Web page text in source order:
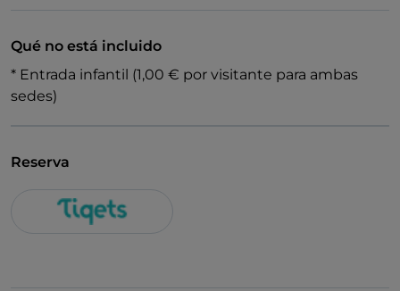
Qué no está incluido
* Entrada infantil (1,00 € por visitante para ambas
sedes)
Reserva